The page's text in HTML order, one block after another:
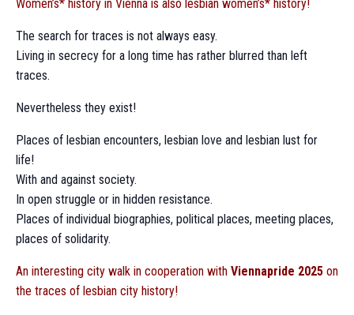
Women’s* history in Vienna is also lesbian women’s* history!
The search for traces is not always easy.
Living in secrecy for a long time has rather blurred than left
traces.
Nevertheless they exist!
Places of lesbian encounters, lesbian love and lesbian lust for
life!
With and against society.
In open struggle or in hidden resistance.
Places of individual biographies, political places, meeting places,
places of solidarity.
An interesting city walk in cooperation with Viennapride 2025 on
the traces of lesbian city history!